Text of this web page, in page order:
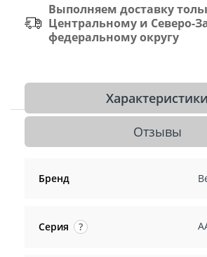
Выполняем доставку
Центральному и Северо-
федеральному округу
Характеристики
Отзывы
Бренд
Серия ?